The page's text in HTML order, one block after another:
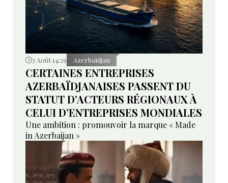
3 Août 14:29 Azerbaïdjan
CERTAINES ENTREPRISES
AZERBAÏDJANAISES PASSENT DU
STATUT D’ACTEURS RÉGIONAUX À
CELUI D’ENTREPRISES MONDIALES
Une ambition : promouvoir la marque « Made
in Azerbaijan »